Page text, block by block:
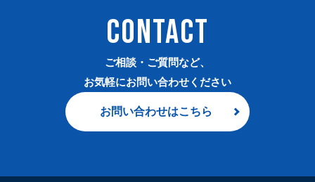
ご相談・ご質問など、
お気軽にお問い合わせください
CONTACT
お問い合わせはこちら